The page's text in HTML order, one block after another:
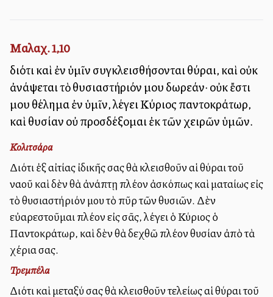
Μαλαχ. 1,10
διότι καὶ ἐν ὑμῖν συγκλεισθήσονται θύραι, καὶ οὐκ
ἀνάψεται τὸ θυσιαστήριόν μου δωρεάν· οὐκ ἔστι
μου θέλημα ἐν ὑμῖν, λέγει Κύριος παντοκράτωρ,
καὶ θυσίαν οὐ προσδέξομαι ἐκ τῶν χειρῶν ὑμῶν.
Κολιτσάρα
Διότι ἐξ αἰτίας ἰδικῆς σας θὰ κλεισθοῦν αἱ θύραι τοῦ
ναοῦ καὶ δὲν θὰ ἀνάπτῃ πλέον ἀσκόπως καὶ ματαίως εἰς
τὸ θυσιαστήριόν μου τὸ πῦρ τῶν θυσιῶν. Δὲν
εὐαρεστοῦμαι πλέον εἰς σᾶς, λέγει ὁ Κύριος ὁ
Παντοκράτωρ, καὶ δὲν θὰ δεχθῶ πλέον θυσίαν ἀπὸ τὰ
χέρια σας.
Τρεμπέλα
Διότι καὶ μεταξύ σας θὰ κλεισθοῦν τελείως αἱ θύραι τοῦ